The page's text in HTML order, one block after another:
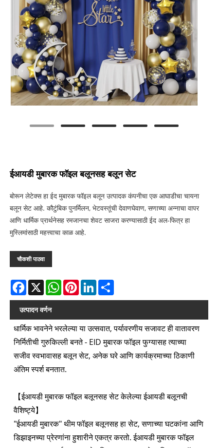
ईआयडी मुबारक फॉइल बलूनसह बलून सेट
बोरून लेटेक्स हा ईद मुबारक फॉइल बलून उत्पादक कंपनीचा एक आघाडीचा चायना
बलून सेट आहे. कौटुंबिक पुनर्मिलन, भेटवस्तूंची देवाणघेवाण, सणाच्या अन्नाचा वापर
आणि धार्मिक प्रार्थनेसह रमजानचा शेवट साजरा करण्यासाठी ईद अल-फित्र हा
मुस्लिमांसाठी महत्त्वाचा काळ आहे.
चौकशी पाठवा
Facebook
X WhatsAppPinterestLinkedIn
उत्पादन वर्णन
धार्मिक भावनेने भरलेल्या या उत्सवात, पर्यावरणीय सजावट ही वातावरण
निर्मितीची गुरुकिल्ली बनते - EID मुबारक फॉइल फुग्यासह त्याच्या
सजीव स्वभावासह बलून सेट, अनेक घरे आणि कार्यक्रमाच्या ठिकाणी
अंतिम स्पर्श बनतात.
【ईआयडी मुबारक फॉइल बलूनसह सेट केलेल्या ईआयडी बलूनची
वैशिष्ट्ये】
"ईआयडी मुबारक" थीम फॉइल बलूनसह हा सेट, सणाच्या घटकांना आणि
डिझाइनच्या प्रेरणांना हुशारीने एकत्र करतो. ईआयडी मुबारक फॉइल